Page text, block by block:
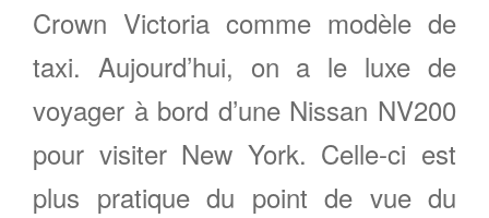
Crown Victoria comme modèle de
taxi. Aujourd’hui, on a le luxe de
voyager à bord d’une Nissan NV200
pour visiter New York. Celle-ci est
plus pratique du point de vue du